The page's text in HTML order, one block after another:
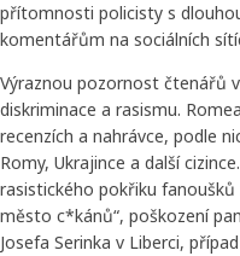
přítomnosti policisty s
komentářům na sociálních
Výraznou pozornost čtenářů
diskriminace a rasismu.
recenzích a nahrávce, podle
Romy, Ukrajince a další
rasistického pokřiku fanoušků
město c*kánů“, poškození
Josefa Serinka v Liberci,